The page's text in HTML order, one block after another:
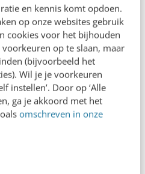
en kennis komt opdoen.
op onze websites gebruik
cookies voor het bijhouden
op te slaan, maar
(bijvoorbeeld het
Wil je je voorkeuren
instellen’. Door op ‘Alle
ga je akkoord met het
omschreven in onze
geaccrediteerd?